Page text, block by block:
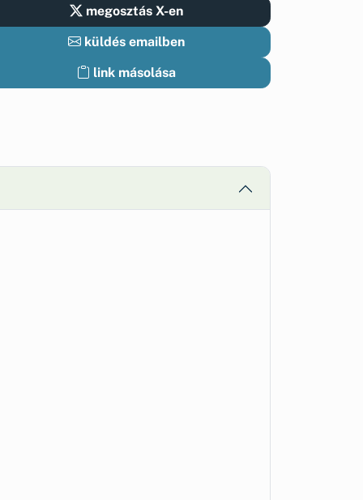
megosztás X-en
küldés emailben
link másolása